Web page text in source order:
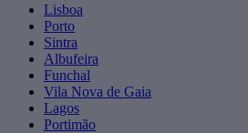
Lisboa
Porto
Sintra
Albufeira
Funchal
Vila Nova de Gaia
Lagos
Portimão